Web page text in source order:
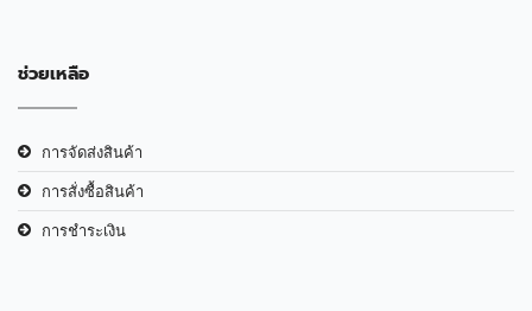
ช่วยเหลือ
การจัดส่งสินค้า
การสั่งซื้อสินค้า
การชำระเงิน